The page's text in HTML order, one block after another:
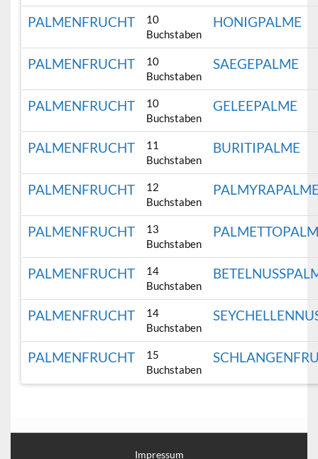
PALMENFRUCHT
10
Buchstaben
HONIGPALME
PALMENFRUCHT
10
Buchstaben
SAEGEPALME
PALMENFRUCHT
10
Buchstaben
GELEEPALME
PALMENFRUCHT
11
Buchstaben
BURITIPALME
PALMENFRUCHT
12
Buchstaben
PALMENFRUCHT
13
Buchstaben
PALMENFRUCHT
14
Buchstaben
PALMENFRUCHT
14
Buchstaben
PALMENFRUCHT
15
Buchstaben
Impressum